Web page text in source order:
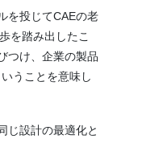
を投じてCAEの老
を踏み出したこ
つけ、企業の製品
うことを意味し
じ設計の最適化と